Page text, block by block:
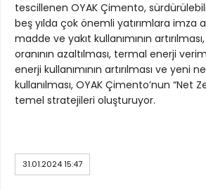
tescillenen OYAK Çimento,
beş yılda çok önemli yatırımlara imza
madde ve yakıt kullanımının
oranının azaltılması, termal enerji
enerji kullanımının artırılması ve yeni
kullanılması, OYAK Çimento’nun “Net
temel stratejileri oluşturuyor.
31.01.2024 15:47